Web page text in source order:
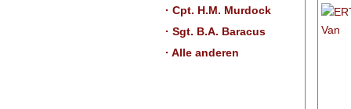
· Cpt. H.M. Murdock
· Sgt. B.A. Baracus
· Alle anderen